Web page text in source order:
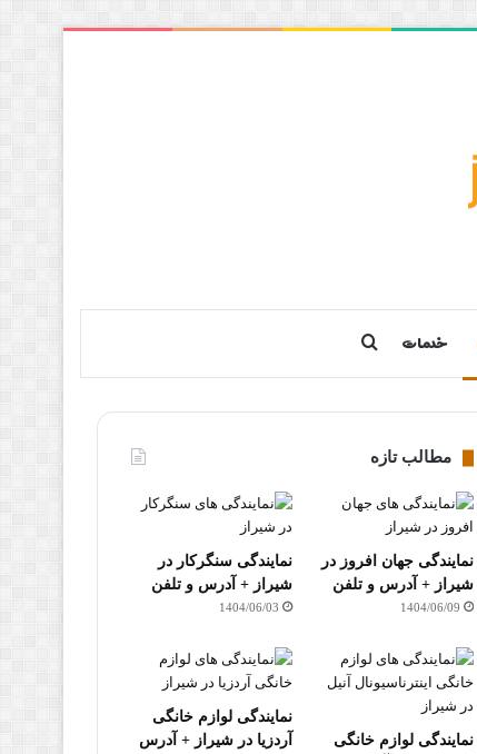
خدمات
مطالب تازه
نمایندگی جهان افروز در
شیراز + آدرس و تلفن
1404/06/09
نمایندگی سنگرکار در
شیراز + آدرس و تلفن
1404/06/03
نمایندگی لوازم خانگی
نمایندگی لوازم خانگی
آردزیا در شیراز + آدرس